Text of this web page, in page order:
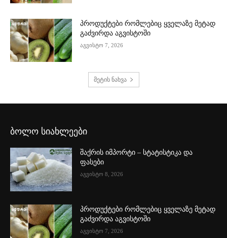
პროდუქტები რომლებიც ყველაზე მეტად
გაძვირდა აგვისტოში
აგვისტო 7, 2026
მეტის ნახვა
ბოლო სიახლეები
შაქრის იმპორტი – სტატისტიკა და
ფასები
აგვისტო 8, 2026
პროდუქტები რომლებიც ყველაზე მეტად
გაძვირდა აგვისტოში
აგვისტო 7, 2026